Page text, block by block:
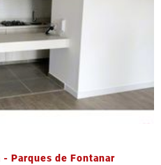
Parques de Fontanar